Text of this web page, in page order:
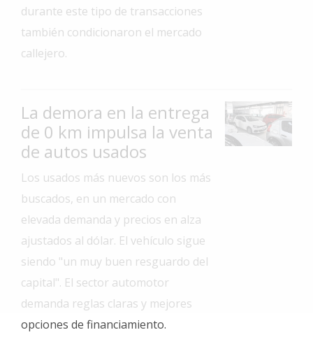
Interés
General
La
Arte
y
Espectáculos
Policiales
Fotos
de
Familia
Clasificados
Fúnebres
durante este tipo de transacciones
también condicionaron el mercado
callejero.
La demora en la entrega
de 0 km impulsa la venta
de autos usados
Los usados más nuevos son los más
buscados, en un mercado con
elevada demanda y precios en alza
ajustados al dólar. El vehículo sigue
siendo "un muy buen resguardo del
capital". El sector automotor
demanda reglas claras y mejores
opciones de financiamiento.